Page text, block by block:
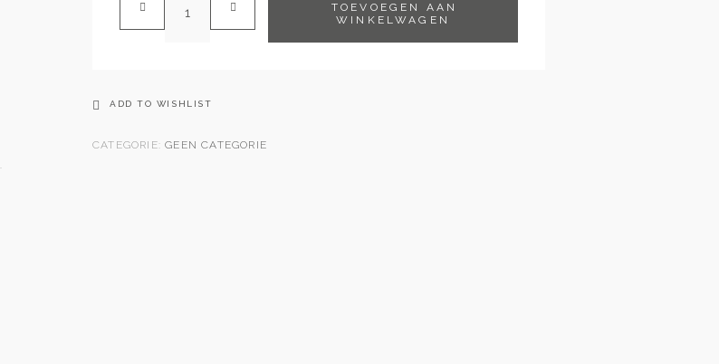
TOEVOEGEN AAN
WINKELWAGEN
ADD TO WISHLIST
CATEGORIE:GEEN CATEGORIE